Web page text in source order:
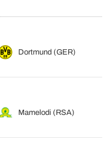
Dortmund (GER)
Mamelodi (RSA)